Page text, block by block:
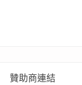
贊助商連結